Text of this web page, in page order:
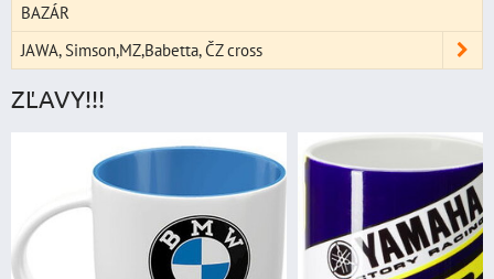
BAZÁR
JAWA, Simson,MZ,Babetta, ČZ cross
ZĽAVY!!!